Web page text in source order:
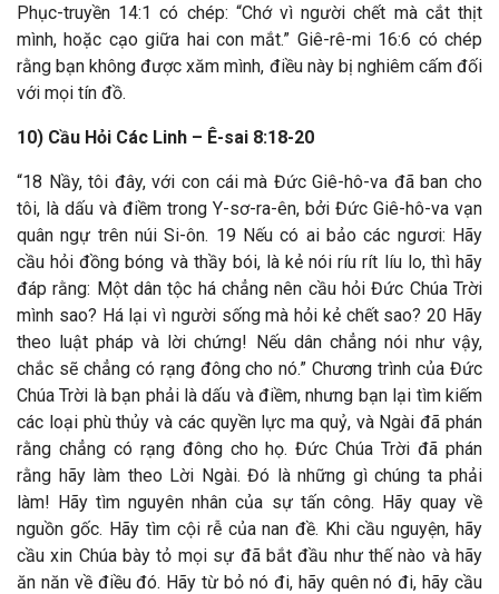
Phục-truyền 14:1 có chép: “Chớ vì người chết mà cắt thịt
mình, hoặc cạo giữa hai con mắt.” Giê-rê-mi 16:6 có chép
rằng bạn không được xăm mình, điều này bị nghiêm cấm đối
với mọi tín đồ.
10) Cầu Hỏi Các Linh – Ê-sai 8:18-20
“18 Nầy, tôi đây, với con cái mà Đức Giê-hô-va đã ban cho
tôi, là dấu và điềm trong Y-sơ-ra-ên, bởi Đức Giê-hô-va vạn
quân ngự trên núi Si-ôn. 19 Nếu có ai bảo các ngươi: Hãy
cầu hỏi đồng bóng và thầy bói, là kẻ nói ríu rít líu lo, thì hãy
đáp rằng: Một dân tộc há chẳng nên cầu hỏi Đức Chúa Trời
mình sao? Há lại vì người sống mà hỏi kẻ chết sao? 20 Hãy
theo luật pháp và lời chứng! Nếu dân chẳng nói như vậy,
chắc sẽ chẳng có rạng đông cho nó.” Chương trình của Đức
Chúa Trời là bạn phải là dấu và điềm, nhưng bạn lại tìm kiếm
các loại phù thủy và các quyền lực ma quỷ, và Ngài đã phán
rằng chẳng có rạng đông cho họ. Đức Chúa Trời đã phán
rằng hãy làm theo Lời Ngài. Đó là những gì chúng ta phải
làm! Hãy tìm nguyên nhân của sự tấn công. Hãy quay về
nguồn gốc. Hãy tìm cội rễ của nan đề. Khi cầu nguyện, hãy
cầu xin Chúa bày tỏ mọi sự đã bắt đầu như thế nào và hãy
ăn năn về điều đó. Hãy từ bỏ nó đi, hãy quên nó đi, hãy cầu